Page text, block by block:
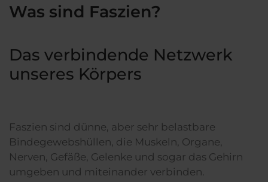
Was sind Faszien?
Das verbindende Netzwerk
unseres Körpers
Faszien sind dünne, aber sehr belastbare
Bindegewebshüllen, die Muskeln, Organe,
Nerven, Gefäße, Gelenke und sogar das Gehirn
umgeben und miteinander verbinden.